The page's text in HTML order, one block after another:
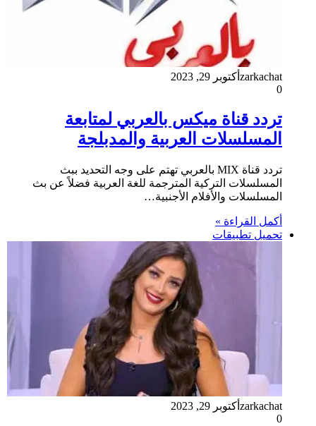
zarkachat أكتوبر 29, 2023
0
تردد قناة ميكس بالعربي لمتابعة
المسلسلات العربية والمدبلجة
تردد قناة MIX بالعربي تهتم على وجه التحديد ببث
المسلسلات التركية المترجمة للغة العربية فضلاً عن بث
المسلسلات والأفلام الأجنبية…
أكمل القراءة »
تحميل تطبيقات
zarkachat أكتوبر 29, 2023
0